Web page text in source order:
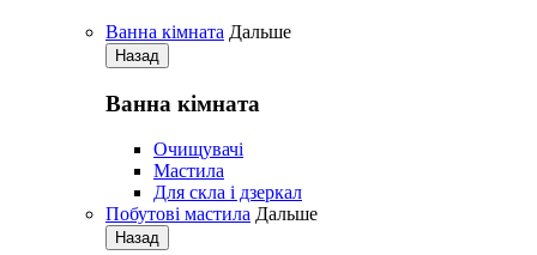
Ванна кімната Дальше
Назад
Ванна кімната
Очищувачі
Мастила
Для скла і дзеркал
Побутові мастила Дальше
Назад